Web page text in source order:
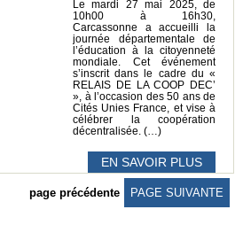
Le mardi 27 mai 2025, de
10h00 à 16h30,
Carcassonne a accueilli la
journée départementale de
l’éducation à la citoyenneté
mondiale. Cet événement
s’inscrit dans le cadre du «
RELAIS DE LA COOP DEC’
», à l’occasion des 50 ans de
Cités Unies France, et vise à
célébrer la coopération
décentralisée. (…)
EN SAVOIR PLUS
page précédente PAGE SUIVANTE